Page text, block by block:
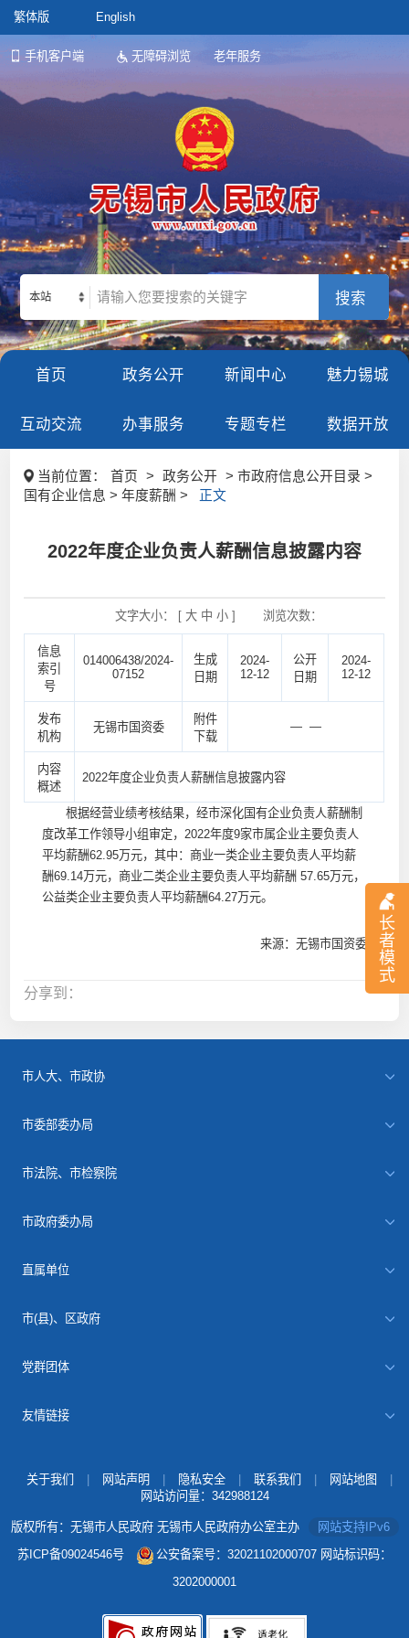
繁体版 English
手机客户端 无障碍浏览 老年服务
长
者
模
式
本站
首页 政务公开 新闻中心 魅力锡城
互动交流 办事服务 专题专栏 数据开放
当前位置： 首页 > 政务公开
> 市政府信息公开目录 >
国有企业信息 > 年度薪酬 >
正文
2022年度企业负责人薪酬信息披露内容
文字大小： [ 大 中 小] 浏览次数：
信息
索引
号
014006438/2024-
07152
生成
日期
2024-
12-12
公开
日期
2024-
12-12
发布
机构
无锡市国资委
附件
下载
— —
内容
概述
2022年度企业负责人薪酬信息披露内容
根据经营业绩考核结果，经市深化国有企业负责人薪酬制
度改革工作领导小组审定，2022年度9家市属企业主要负责人
平均薪酬62.95万元，其中：商业一类企业主要负责人平均薪
酬69.14万元，商业二类企业主要负责人平均薪酬 57.65万元，
公益类企业主要负责人平均薪酬64.27万元。
来源：无锡市国资委
分享到：
市人大、市政协
市委部委办局
市法院、市检察院
市政府委办局
直属单位
市(县)、区政府
党群团体
友情链接
关于我们 网站声明 隐私安全 联系我们 网站地图
网站访问量： 342988124
版权所有：无锡市人民政府 无锡市人民政府办公室主办
网站支持IPv6
苏ICP备09024546号
公安备案号：32021102000707 网站标识码：
3202000001